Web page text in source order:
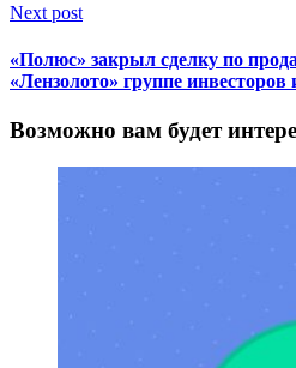
Next post
«Полюс» закрыл сделку по
«Лензолото» группе инвесторов
Возможно вам будет